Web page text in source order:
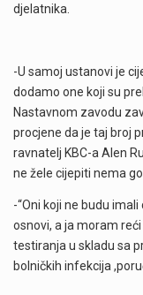
djelatnika.
-U samoj ustanovi je
dodamo one koji su
Nastavnom zavodu
procjene da je taj broj
ravnatelj KBC-a Alen
ne žele cijepiti nema
-“Oni koji ne budu
osnovi, a ja moram
testiranja u skladu sa
bolničkih infekcija